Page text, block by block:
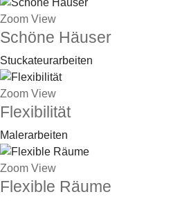
Zoom View
Schöne Häuser
Stuckateurarbeiten
Zoom View
Flexibilität
Malerarbeiten
Zoom View
Flexible Räume